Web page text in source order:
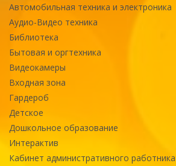
Автомобильная техника и электроника
Аудио-Видео техника
Библиотека
Бытовая и оргтехника
Видеокамеры
Входная зона
Гардероб
Детское
Дошкольное образование
Интерактив
Кабинет административного работника